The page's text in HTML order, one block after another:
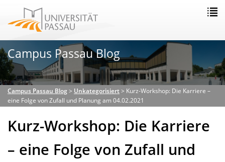
Campus Passau Blog
Campus Passau Blog> Unkategorisiert> Kurz-Workshop: Die Karriere –
eine Folge von Zufall und Planung am 04.02.2021
Kurz-Workshop: Die Karriere
– eine Folge von Zufall und